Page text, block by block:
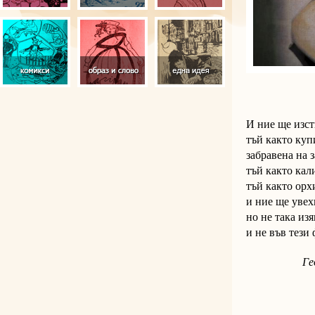
И ние ще
тъй както
забравена на
тъй както
тъй както
и ние ще
но не така
и не във